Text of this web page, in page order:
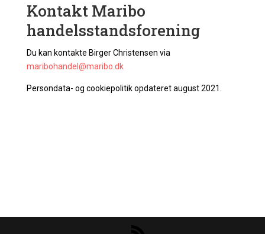
Kontakt Maribo
handelsstandsforening
Du kan kontakte Birger Christensen via
maribohandel@maribo.dk
Persondata- og cookiepolitik opdateret august 2021.